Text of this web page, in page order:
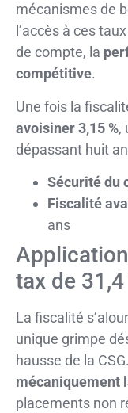
mécanismes de
l’accès à ces
de compte, la
compétitive.
Une fois la
avoisiner 3,15 %,
dépassant huit
Sécurité du
Fiscalité
ans
tax de
La fiscalité
unique grimpe
hausse de la
mécaniquement
placements non